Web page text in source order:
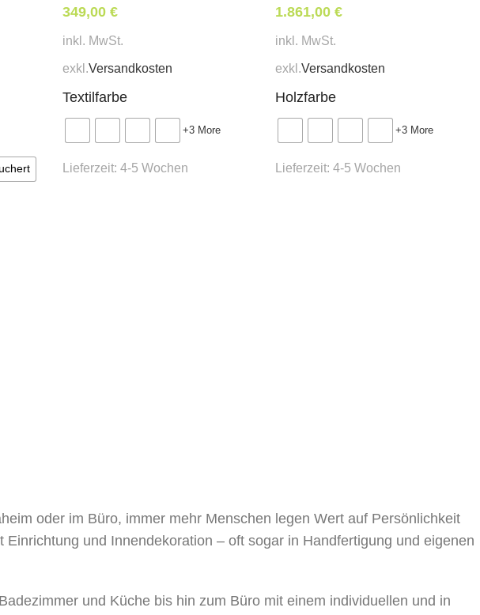
(für Weißpolsterung / beigestellten Bezug)
wie Bezug Kat. ABI-1 oder MER-1
349,00€
inkl. MwSt.
exkl.Versandkosten
Textilfarbe
+3 More
Lieferzeit:4-5 Wochen
1.861,00€
inkl. MwSt.
exkl.Versandkosten
Holzfarbe
+3 More
Lieferzeit:4-5 Wochen
oder im Büro, immer mehr Menschen legen Wert auf Persönlichkeit
und Innendekoration – oft sogar in Handfertigung und eigenen
und Küche bis hin zum Büro mit einem individuellen und in